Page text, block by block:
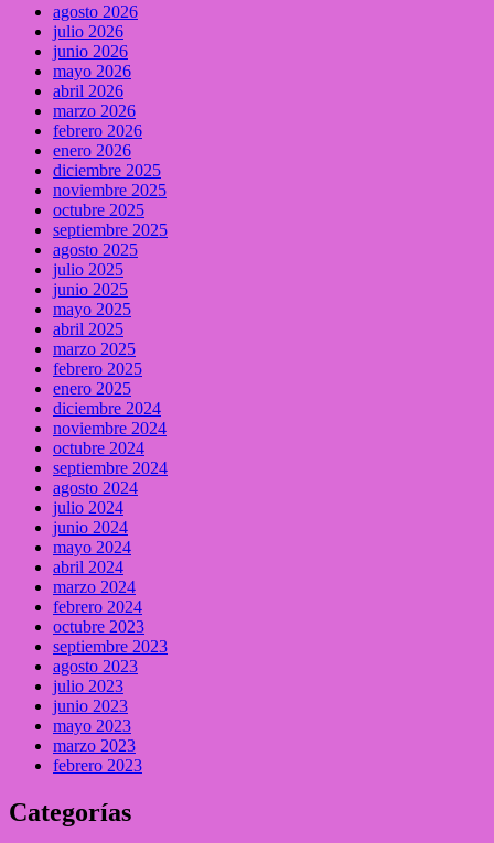
agosto 2026
julio 2026
junio 2026
mayo 2026
abril 2026
marzo 2026
febrero 2026
enero 2026
diciembre 2025
noviembre 2025
octubre 2025
septiembre 2025
agosto 2025
julio 2025
junio 2025
mayo 2025
abril 2025
marzo 2025
febrero 2025
enero 2025
diciembre 2024
noviembre 2024
octubre 2024
septiembre 2024
agosto 2024
julio 2024
junio 2024
mayo 2024
abril 2024
marzo 2024
febrero 2024
octubre 2023
septiembre 2023
agosto 2023
julio 2023
junio 2023
mayo 2023
marzo 2023
febrero 2023
Categorías